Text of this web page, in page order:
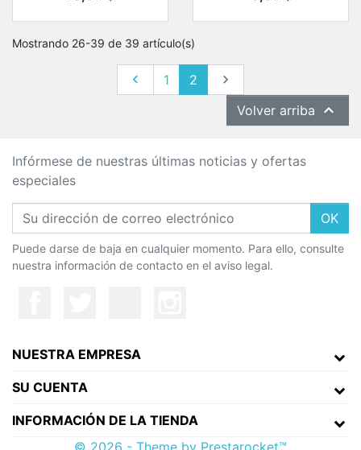
Mostrando 26-39 de 39 artículo(s)
Anterior
 1 2 Siguiente

Volver arriba 
Infórmese de nuestras últimas noticias y ofertas
especiales
OK
Puede darse de baja en cualquier momento. Para ello, consulte
nuestra información de contacto en el aviso legal.
NUESTRA EMPRESA
SU CUENTA
INFORMACIÓN DE LA TIENDA
© 2026 - Theme by Prestarocket™